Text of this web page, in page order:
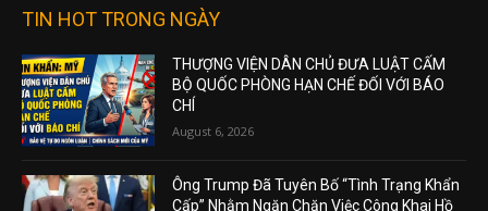
TIN HOT TRONG NGÀY
THƯỢNG VIỆN DÂN CHỦ ĐƯA LUẬT CẤM
BỘ QUỐC PHÒNG HẠN CHẾ ĐỐI VỚI BÁO
CHÍ
August 6, 2026
Ông Trump Đã Tuyên Bố “Tình Trạng Khẩn
Cấp” Nhằm Ngăn Chặn Việc Công Khai Hồ